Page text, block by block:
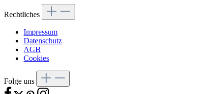
Rechtliches
Impressum
Datenschutz
AGB
Cookies
Folge uns